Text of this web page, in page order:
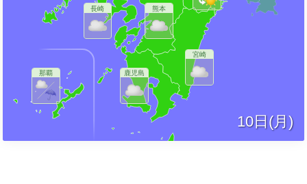
10日(月)
長崎 熊本
宮崎
鹿児島
那覇